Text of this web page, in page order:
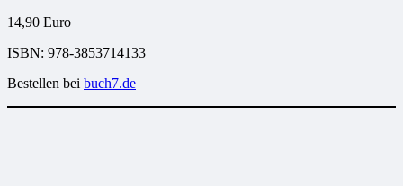
14,90 Euro
ISBN: 978-3853714133
Bestellen bei buch7.de